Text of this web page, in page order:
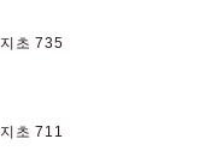
초 735
초 711